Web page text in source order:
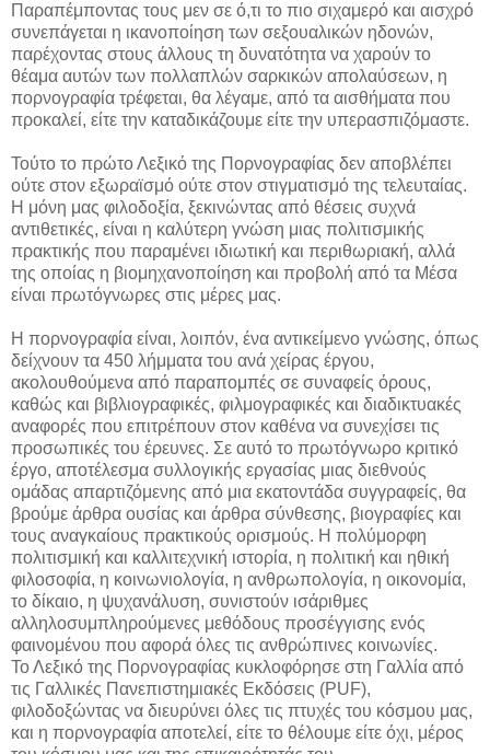
Παραπέμποντας τους μεν σε ό,τι το πιο σιχαμερό και αισχρό
συνεπάγεται η ικανοποίηση των σεξουαλικών ηδονών,
παρέχοντας στους άλλους τη δυνατότητα να χαρούν το
θέαμα αυτών των πολλαπλών σαρκικών απολαύσεων, η
πορνογραφία τρέφεται, θα λέγαμε, από τα αισθήματα που
προκαλεί, είτε την καταδικάζουμε είτε την υπερασπιζόμαστε.
Τούτο το πρώτο Λεξικό της Πορνογραφίας δεν αποβλέπει
ούτε στον εξωραϊσμό ούτε στον στιγματισμό της τελευταίας.
Η μόνη μας φιλοδοξία, ξεκινώντας από θέσεις συχνά
αντιθετικές, είναι η καλύτερη γνώση μιας πολιτισμικής
πρακτικής που παραμένει ιδιωτική και περιθωριακή, αλλά
της οποίας η βιομηχανοποίηση και προβολή από τα Μέσα
είναι πρωτόγνωρες στις μέρες μας.
Η πορνογραφία είναι, λοιπόν, ένα αντικείμενο γνώσης, όπως
δείχνουν τα 450 λήμματα του ανά χείρας έργου,
ακολουθούμενα από παραπομπές σε συναφείς όρους,
καθώς και βιβλιογραφικές, φιλμογραφικές και διαδικτυακές
αναφορές που επιτρέπουν στον καθένα να συνεχίσει τις
προσωπικές του έρευνες. Σε αυτό το πρωτόγνωρο κριτικό
έργο, αποτέλεσμα συλλογικής εργασίας μιας διεθνούς
ομάδας απαρτιζόμενης από μια εκατοντάδα συγγραφείς, θα
βρούμε άρθρα ουσίας και άρθρα σύνθεσης, βιογραφίες και
τους αναγκαίους πρακτικούς ορισμούς. Η πολύμορφη
πολιτισμική και καλλιτεχνική ιστορία, η πολιτική και ηθική
φιλοσοφία, η κοινωνιολογία, η ανθρωπολογία, η οικονομία,
το δίκαιο, η ψυχανάλυση, συνιστούν ισάριθμες
αλληλοσυμπληρούμενες μεθόδους προσέγγισης ενός
φαινομένου που αφορά όλες τις ανθρώπινες κοινωνίες.
Το Λεξικό της Πορνογραφίας κυκλοφόρησε στη Γαλλία από
τις Γαλλικές Πανεπιστημιακές Εκδόσεις (PUF),
φιλοδοξώντας να διευρύνει όλες τις πτυχές του κόσμου μας,
και η πορνογραφία αποτελεί, είτε το θέλουμε είτε όχι, μέρος